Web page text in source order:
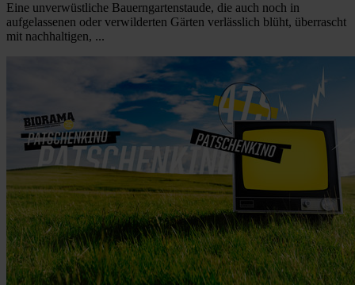
Eine unverwüstliche Bauerngartenstaude, die auch noch in
aufgelassenen oder verwilderten Gärten verlässlich blüht, überrascht
mit nachhaltigen, ...